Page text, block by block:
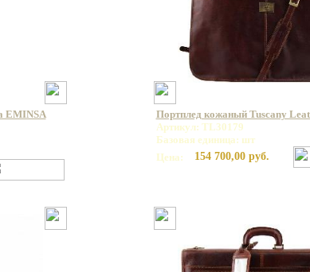
EMINSA
Портплед кожаный Tuscany
Артикул: TL30179
Базовая единица: шт
Цена:
154 700,00 руб.